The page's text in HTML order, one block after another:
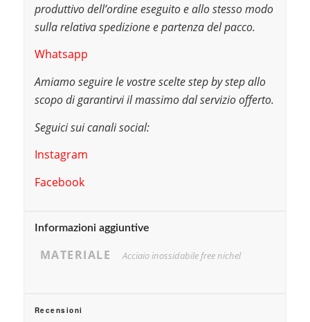
produttivo dell’ordine eseguito e allo stesso modo
sulla relativa spedizione e partenza del pacco.
Whatsapp
Amiamo seguire le vostre scelte step by step allo
scopo di garantirvi il massimo dal servizio offerto.
Seguici sui canali social:
Instagram
Facebook
Informazioni aggiuntive
MATERIALE Acciaio inossidabile free nichel
Recensioni